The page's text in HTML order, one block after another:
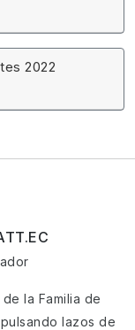
2022
la Familia de
lazos de